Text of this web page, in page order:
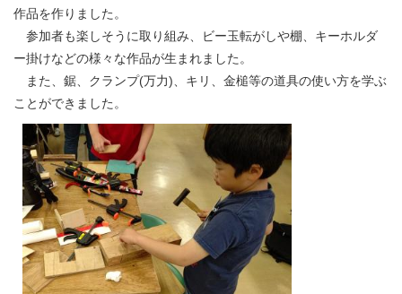
作品を作りました。
参加者も楽しそうに取り組み、ビー玉転がしや棚、キーホルダ
ー掛けなどの様々な作品が生まれました。
また、鋸、クランプ(万力)、キリ、金槌等の道具の使い方を学ぶ
ことができました。